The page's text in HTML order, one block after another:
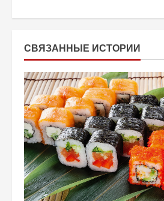
д
л
ж
и
т
ь
ч
СВЯЗАННЫЕ ИСТОРИИ